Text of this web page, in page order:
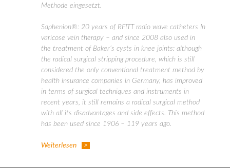
Methode eingesetzt.
Saphenion®: 20 years of RFITT radio wave catheters In
varicose vein therapy – and since 2008 also used in
the treatment of Baker’s cysts in knee joints: although
the radical surgical stripping procedure, which is still
considered the only conventional treatment method by
health insurance companies in Germany, has improved
in terms of surgical techniques and instruments in
recent years, it still remains a radical surgical method
with all its disadvantages and side effects. This method
has been used since 1906 – 119 years ago.
Weiterlesen